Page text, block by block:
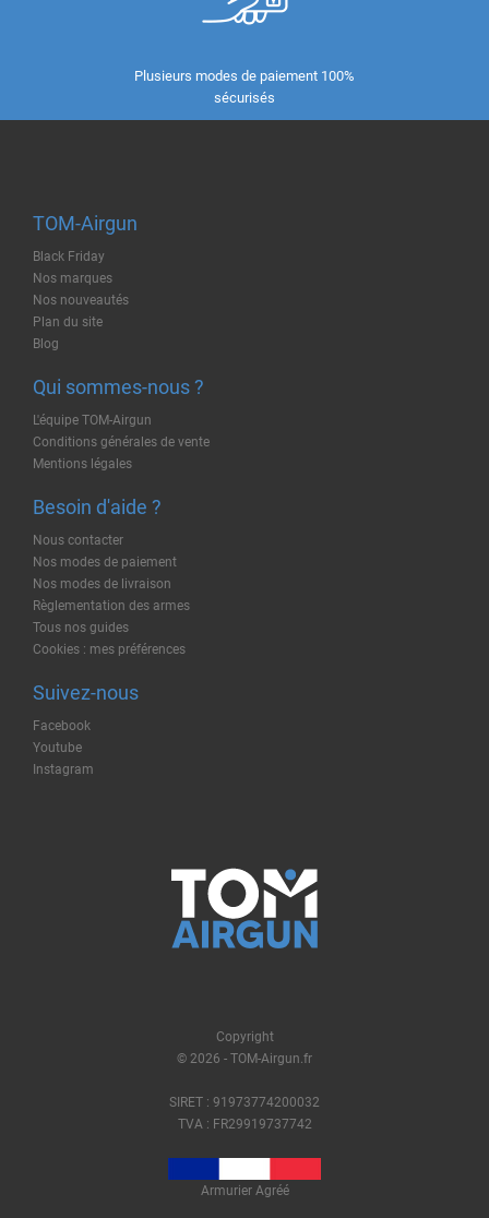
Plusieurs modes de paiement 100%
sécurisés
TOM-Airgun
Black Friday
Nos marques
Nos nouveautés
Plan du site
Blog
Qui sommes-nous ?
L'équipe TOM-Airgun
Conditions générales de vente
Mentions légales
Besoin d'aide ?
Nous contacter
Nos modes de paiement
Nos modes de livraison
Règlementation des armes
Tous nos guides
Cookies : mes préférences
Suivez-nous
Facebook
Youtube
Instagram
Copyright
© 2026 - TOM-Airgun.fr
SIRET : 91973774200032
TVA : FR29919737742
Armurier Agréé